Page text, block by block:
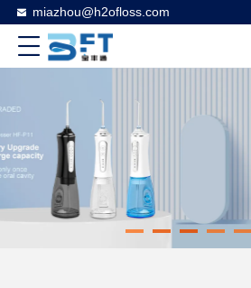
miazhou@h2ofloss.com